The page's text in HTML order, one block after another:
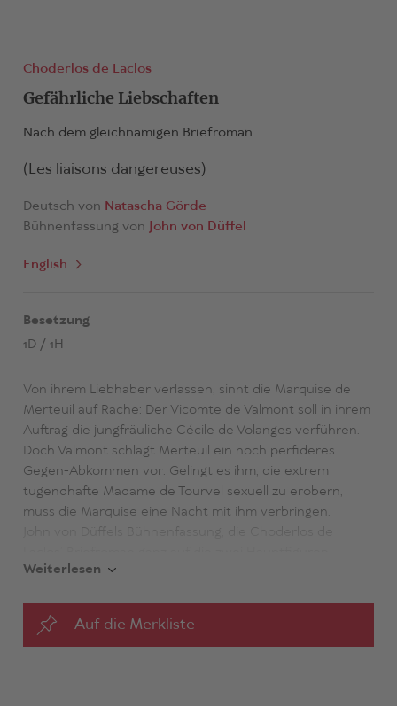
Choderlos de Laclos
Gefährliche Liebschaften
Nach dem gleichnamigen Briefroman
(Les liaisons dangereuses)
Deutsch von Natascha Görde
Bühnenfassung von John von Düffel
English
Besetzung
1D / 1H
Von ihrem Liebhaber verlassen, sinnt die Marquise de
Merteuil auf Rache: Der Vicomte de Valmont soll in ihrem
Auftrag die jungfräuliche Cécile de Volanges verführen.
Doch Valmont schlägt Merteuil ein noch perfideres
Gegen-Abkommen vor: Gelingt es ihm, die extrem
tugendhafte Madame de Tourvel sexuell zu erobern,
muss die Marquise eine Nacht mit ihm verbringen.
John von Düffels Bühnenfassung, die Choderlos de
fokussiert, zeigt eindringlich, wie aus dem Spiel der Liebe
Weiterlesen
Auf die Merkliste